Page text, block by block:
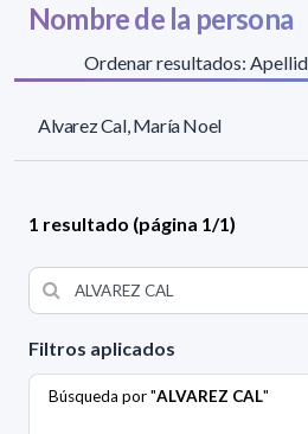
Filtros aplicados
Búsqueda por "ALVAREZ CAL"
Nombre de la persona
Ordenar resultados:
Alvarez Cal, María Noel
1 resultado (página 1/1)